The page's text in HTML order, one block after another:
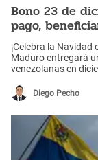
Bono 23 de
pago,
¡Celebra la
Maduro entregará
venezolanas en
Diego Pecho